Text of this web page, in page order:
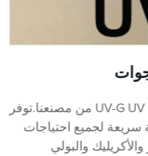
احصل على لاصق التصفيح عالي الجودة UV-G UV من مصنعنا.توفر
سريعة لجميع احتياجات
والبولي